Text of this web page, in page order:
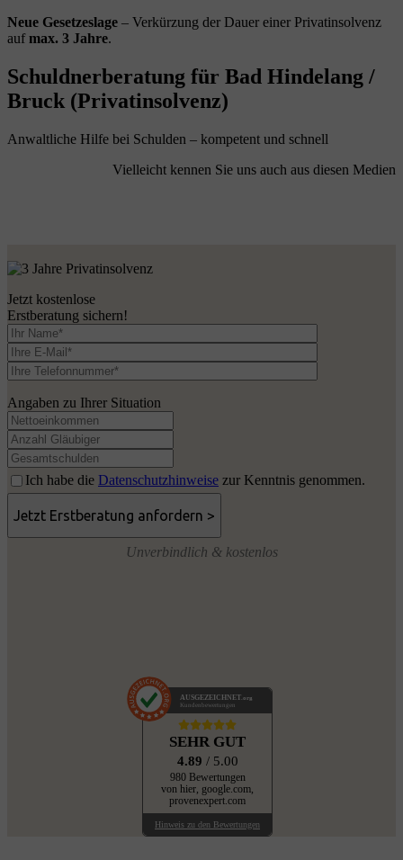
Neue Gesetzeslage – Verkürzung der Dauer einer Privatinsolvenz
aufmax. 3 Jahre.
Schuldnerberatung für Bad Hindelang /
Bruck (Privatinsolvenz)
Anwaltliche Hilfe bei Schulden – kompetent und schnell
Vielleicht kennen Sie uns auch aus diesen Medien
Jetzt kostenlose
Erstberatung sichern!
Angaben zu Ihrer Situation
Ich habe die Datenschutzhinweise zur Kenntnis genommen.
Unverbindlich & kostenlos
AUSGEZEICHNET .org
Kundenbewertungen
SEHR GUT
4.89 / 5.00
980 Bewertungen
von hier, google.com,
provenexpert.com
Hinweis zu den Bewertungen